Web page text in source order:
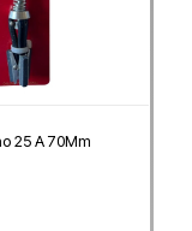
25 A 70Mm